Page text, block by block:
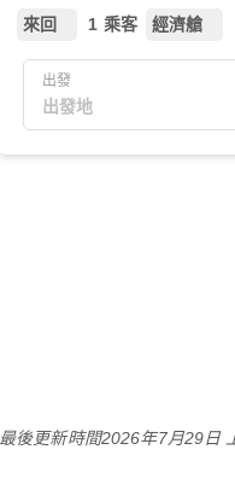
來回 1 乘客 經濟艙
出發
最後更新時間2026年7月29日